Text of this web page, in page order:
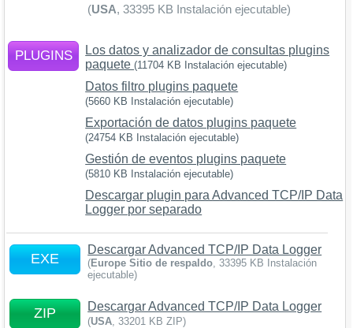
(USA, 33395 KB Instalación ejecutable)
PLUGINS
Los datos y analizador de consultas plugins
paquete(11704 KB Instalación ejecutable)
Datos filtro plugins paquete
(5660 KB Instalación ejecutable)
Exportación de datos plugins paquete
(24754 KB Instalación ejecutable)
Gestión de eventos plugins paquete
(5810 KB Instalación ejecutable)
Descargar plugin para Advanced TCP/IP Data
Logger por separado
EXE
Descargar Advanced TCP/IP Data Logger
(Europe Sitio de respaldo , 33395 KB Instalación
ejecutable)
ZIP Descargar Advanced TCP/IP Data Logger
(USA , 33201 KB ZIP)